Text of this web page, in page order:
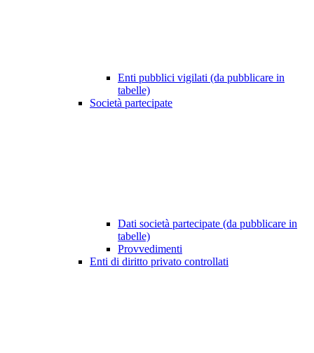
Enti pubblici vigilati (da pubblicare in
tabelle)
Società partecipate
Dati società partecipate (da pubblicare in
tabelle)
Provvedimenti
Enti di diritto privato controllati